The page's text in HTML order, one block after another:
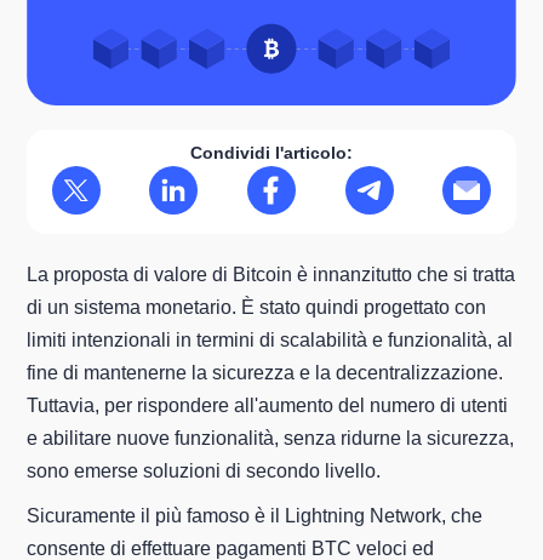
Condividi l'articolo:
La proposta di valore di Bitcoin è innanzitutto che si tratta
di un sistema monetario. È stato quindi progettato con
limiti intenzionali in termini di scalabilità e funzionalità, al
fine di mantenerne la sicurezza e la decentralizzazione.
Tuttavia, per rispondere all'aumento del numero di utenti
e abilitare nuove funzionalità, senza ridurne la sicurezza,
sono emerse soluzioni di secondo livello.
Sicuramente il più famoso è il Lightning Network, che
consente di effettuare pagamenti BTC veloci ed